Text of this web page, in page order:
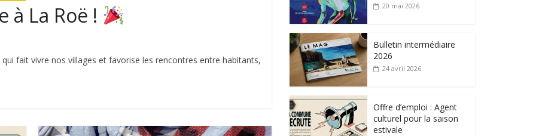
à La Roë !
fait vivre nos villages et favorise les rencontres entre habitants,
20 mai 2026
Bulletin intermédiaire
2026
24 avril 2026
Offre d’emploi : Agent
culturel pour la saison
estivale